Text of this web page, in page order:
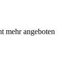
mehr angeboten